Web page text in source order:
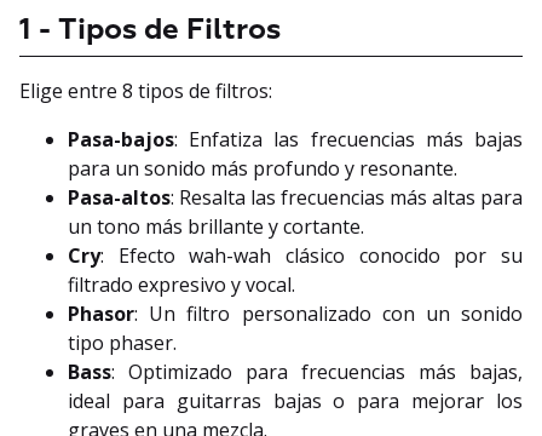
1 - Tipos de Filtros
Elige entre 8 tipos de filtros:
Pasa-bajos: Enfatiza las frecuencias más bajas
para un sonido más profundo y resonante.
Pasa-altos: Resalta las frecuencias más altas para
un tono más brillante y cortante.
Cry: Efecto wah-wah clásico conocido por su
filtrado expresivo y vocal.
Phasor: Un filtro personalizado con un sonido
tipo phaser.
Bass: Optimizado para frecuencias más bajas,
ideal para guitarras bajas o para mejorar los
graves en una mezcla.